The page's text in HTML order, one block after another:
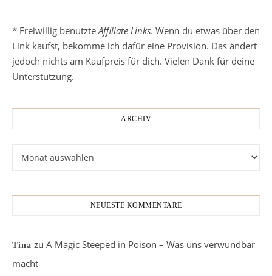
* Freiwillig benutzteAffiliate Links. Wenn du etwas über den
Link kaufst, bekomme ich dafür eine Provision. Das ändert
jedoch nichts am Kaufpreis für dich. Vielen Dank für deine
Unterstützung.
ARCHIV
NEUESTE KOMMENTARE
Tina zu A Magic Steeped in Poison – Was uns verwundbar
macht